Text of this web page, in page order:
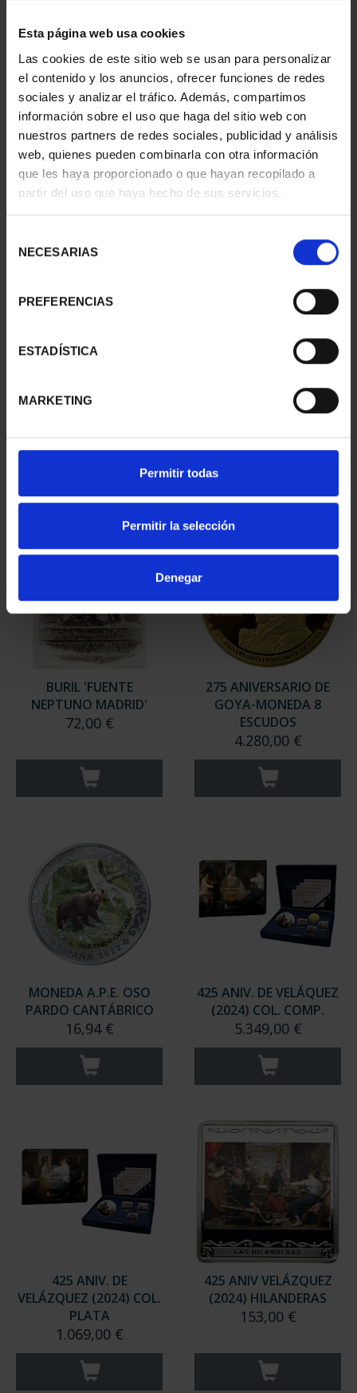
Esta página web usa cookies
Las cookies de este sitio web se usan para personalizar
el contenido y los anuncios, ofrecer funciones de redes
sociales y analizar el tráfico. Además, compartimos
información sobre el uso que haga del sitio web con
nuestros partners de redes sociales, publicidad y análisis
web, quienes pueden combinarla con otra información
que les haya proporcionado o que hayan recopilado a
partir del uso que haya hecho de sus servicios.
NECESARIAS
PREFERENCIAS
ESTADÍSTICA
MARKETING
Permitir todas
Permitir la selección
Denegar
275 ANIVERSARIO DE
GOYA (2021)
CINCUENTI...
610,00 €
275 ANIVERSARIO DE
GOYA (2021)
COLECCIÓN...
5.349,00 €
HOMBRE'
GOYA (2021) LA
153,00 €
BURIL 'FUENTE
NEPTUNO MADRID'
72,00 €
275 ANIVERSARIO DE
GOYA-MONEDA 8
ESCUDOS
4.280,00 €
MONEDA A.P.E. OSO
PARDO CANTÁBRICO
16,94 €
425 ANIV. DE VELÁQUEZ
(2024) COL. COMP.
5.349,00 €
425 ANIV. DE
VELÁZQUEZ (2024) COL.
PLATA
1.069,00 €
425 ANIV VELÁZQUEZ
(2024) HILANDERAS
153,00 €